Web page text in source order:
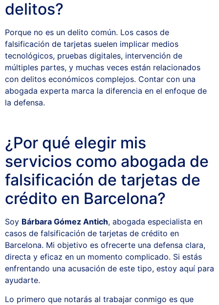
delitos?
Porque no es un delito común. Los casos de
falsificación de tarjetas suelen implicar medios
tecnológicos, pruebas digitales, intervención de
múltiples partes, y muchas veces están relacionados
con delitos económicos complejos. Contar con una
abogada experta marca la diferencia en el enfoque de
la defensa.
¿Por qué elegir mis
servicios como abogada de
falsificación de tarjetas de
crédito en Barcelona?
Soy Bárbara Gómez Antich, abogada especialista en
casos de falsificación de tarjetas de crédito en
Barcelona. Mi objetivo es ofrecerte una defensa clara,
directa y eficaz en un momento complicado. Si estás
enfrentando una acusación de este tipo, estoy aquí para
ayudarte.
Lo primero que notarás al trabajar conmigo es que